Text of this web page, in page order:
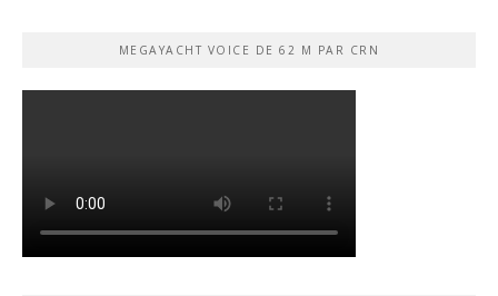
MEGAYACHT VOICE DE 62 M PAR CRN